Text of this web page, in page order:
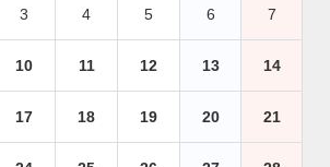
3 4 5 6 7
10 11 12 13 14
17 18 19 20 21